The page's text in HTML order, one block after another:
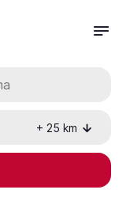
+ 25 km